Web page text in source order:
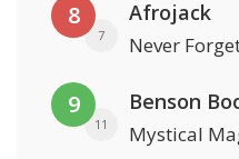
8
7
Afrojack
Never
9
11
Benson
Mystical